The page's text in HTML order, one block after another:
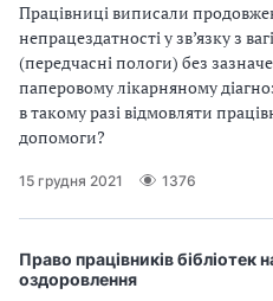
Працівниці виписали
непрацездатності у зв’язку з
(передчасні пологи) без
паперовому лікарняному
в такому разі відмовляти
допомоги?
15 грудня 2021 1376
Право працівників бібліотек
оздоровлення